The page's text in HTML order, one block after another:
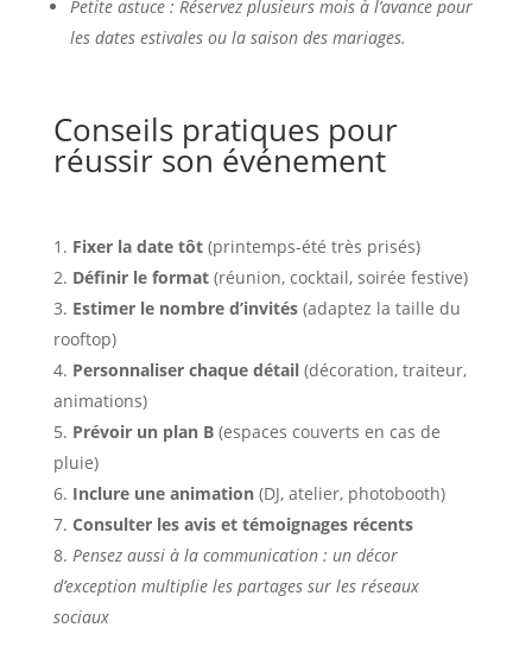
Petite astuce : Réservez plusieurs mois à l’avance pour
les dates estivales ou la saison des mariages.
Conseils pratiques pour
réussir son événement
Fixer la date tôt(printemps-été très prisés)
Définir le format(réunion, cocktail, soirée festive)
Estimer le nombre d’invités(adaptez la taille du
rooftop)
Personnaliser chaque détail(décoration, traiteur,
animations)
Prévoir un plan B(espaces couverts en cas de
pluie)
Inclure une animation(DJ, atelier, photobooth)
Consulter les avis et témoignages récents
Pensez aussi à la communication : un décor
d’exception multiplie les partages sur les réseaux
sociaux